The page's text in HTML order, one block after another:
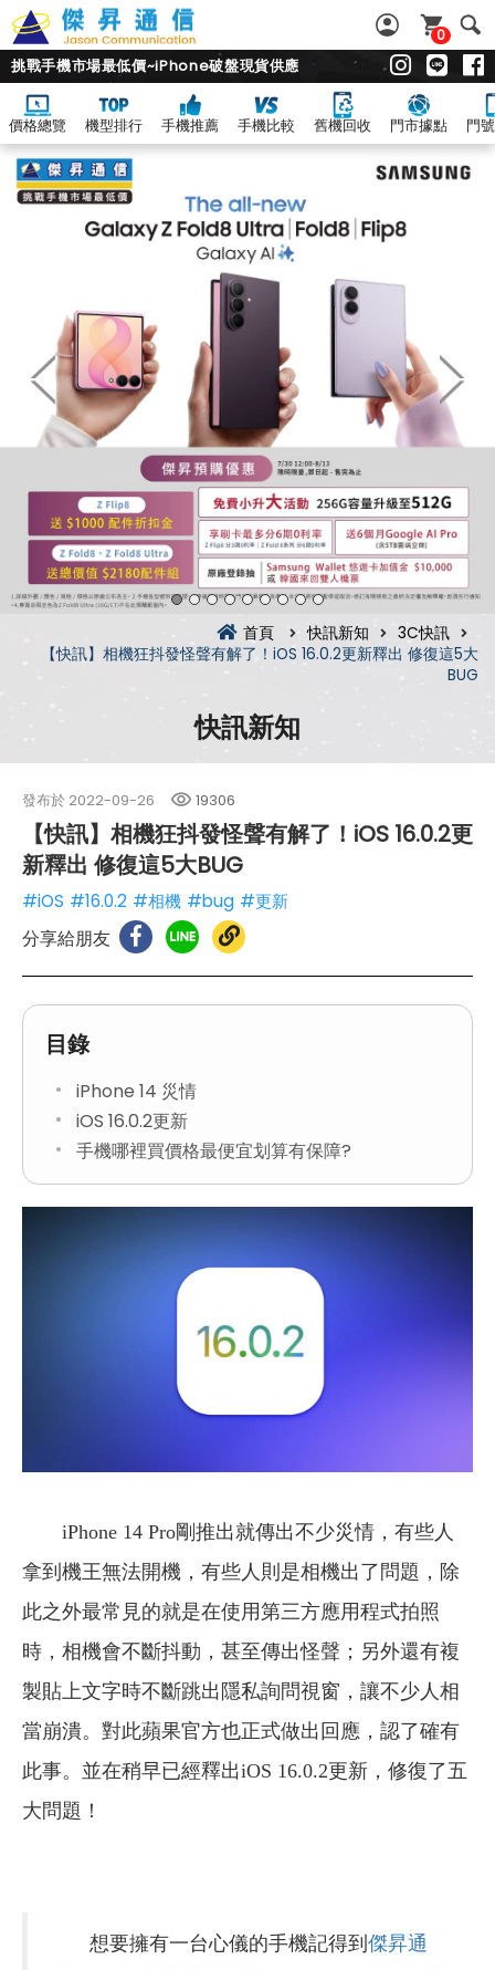
0
挑戰手機市場最低價~iPhone破盤現貨供應
價格總覽 機型排行 手機推薦 手機比較 舊機回收 門市據點 門
首頁 快訊新知
3C快訊
【快訊】相機狂抖發怪聲有解了！iOS 16.0.2更新釋出 修復這5大
BUG
快訊新知
發布於 2022-09-26 19306
【快訊】相機狂抖發怪聲有解了！iOS 16.0.2更
新釋出 修復這5大BUG
#iOS #16.0.2 #相機 #bug #更新
分享給朋友
目錄
iPhone 14 災情
iOS 16.0.2更新
手機哪裡買價格最便宜划算有保障?
iPhone 14 Pro剛推出就傳出不少災情，有些人
拿到機王無法開機，有些人則是相機出了問題，除
此之外最常見的就是在使用第三方應用程式拍照
時，相機會不斷抖動，甚至傳出怪聲；另外還有複
製貼上文字時不斷跳出隱私詢問視窗，讓不少人相
當崩潰。對此蘋果官方也正式做出回應，認了確有
此事。並在稍早已經釋出iOS 16.0.2更新，修復了五
大問題！
想要擁有一台心儀的手機記得到 傑昇通